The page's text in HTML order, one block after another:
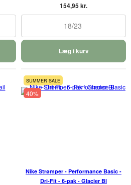
154,95 kr.
18/23
Læg i kurv
SUMMER SALE
40%
Nike Strømper - Performance Basic -
Dri-Fit - 6-pak - Glacier Bl